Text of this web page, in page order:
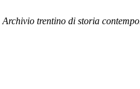
Archivio trentino di storia